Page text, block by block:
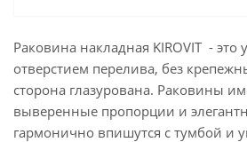
Раковина накладная KIROVIT -
отверстием перелива, без
сторона глазурована. Раковины
выверенные пропорции и
гармонично впишутся с тумбой и